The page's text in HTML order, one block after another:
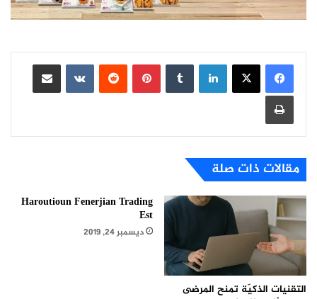
لينكدإن بينتيريست
مشاركة عبر البريد
طباعة
مقالات ذات صلة
التقنيات الذكيّة تمنح المرضى
Haroutioun Fenerjian Trading
Est
ديسمبر 24, 2019